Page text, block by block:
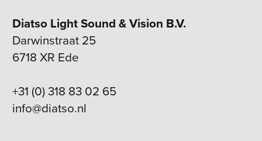
Diatso Light Sound & Vision B.V.
Darwinstraat 25
6718 XR Ede
+31 (0) 318 83 02 65
info@diatso.nl